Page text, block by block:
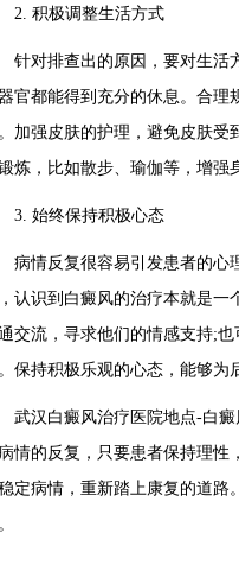
积极调整生活方式
对排查出的原因，要对生活方
官都能得到充分的休息。合理
加强皮肤的护理，避免皮肤受
炼，比如散步、瑜伽等，增强
始终保持积极心态
情反复很容易引发患者的心理
认识到白癜风的治疗本就是一
交流，寻求他们的情感支持;
保持积极乐观的心态，能够为
汉白癜风治疗医院地点-白癜
情的反复，只要患者保持理性
定病情，重新踏上康复的道路